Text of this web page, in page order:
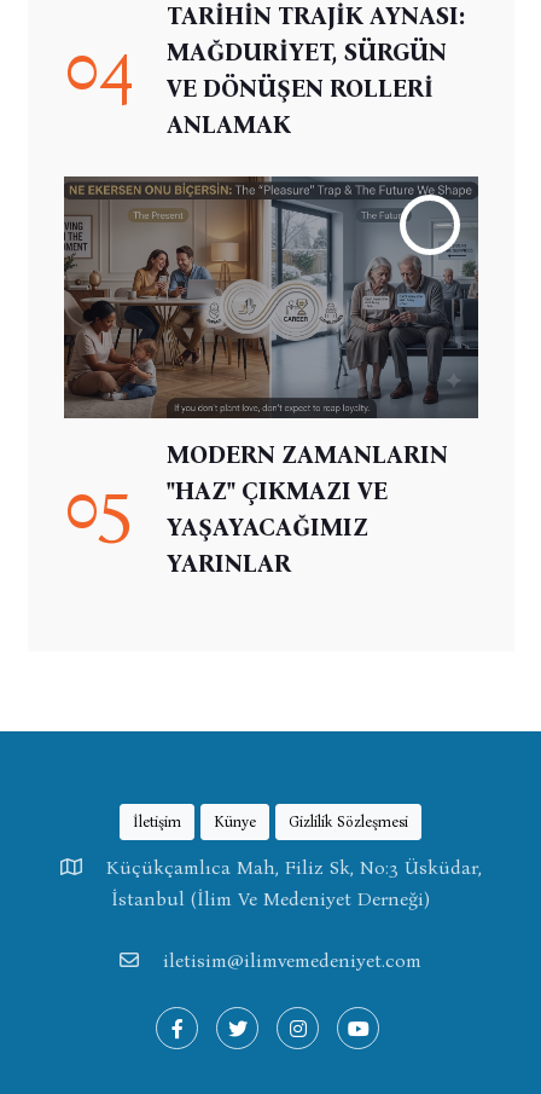
04
TARİHİN TRAJİK AYNASI:
MAĞDURİYET, SÜRGÜN
VE DÖNÜŞEN ROLLERİ
ANLAMAK
05
MODERN ZAMANLARIN
"HAZ" ÇIKMAZI VE
YAŞAYACAĞIMIZ
YARINLAR
İletişim Künye Gizlilik Sözleşmesi
Küçükçamlıca Mah, Filiz Sk, No:3 Üsküdar,
İstanbul (İlim Ve Medeniyet Derneği)
iletisim@ilimvemedeniyet.com